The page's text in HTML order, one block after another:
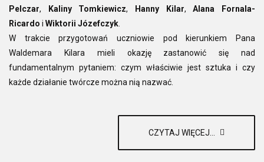
Pelczar, Kaliny Tomkiewicz, Hanny Kilar, Alana Fornala-
Ricardo i Wiktorii Józefczyk.
W trakcie przygotowań uczniowie pod kierunkiem Pana
Waldemara Kilara mieli okazję zastanowić się nad
fundamentalnym pytaniem: czym właściwie jest sztuka i czy
każde działanie twórcze można nią nazwać.
CZYTAJ WIĘCEJ...